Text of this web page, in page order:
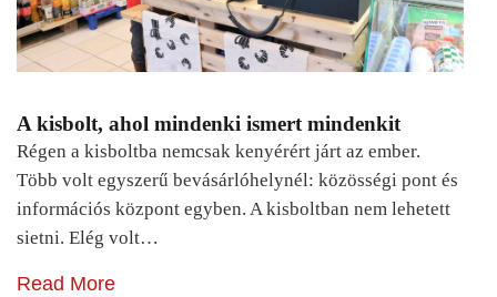
A kisbolt, ahol mindenki ismert mindenkit
Régen a kisboltba nemcsak kenyérért járt az ember.
Több volt egyszerű bevásárlóhelynél: közösségi pont és
információs központ egyben. A kisboltban nem lehetett
sietni. Elég volt…
Read More